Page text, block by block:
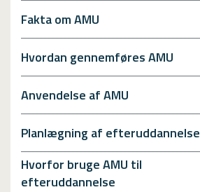
Fakta om AMU
Hvordan gennemføres AMU
Anvendelse af AMU
Planlægning af efteruddannelse
Hvorfor bruge AMU til
efteruddannelse